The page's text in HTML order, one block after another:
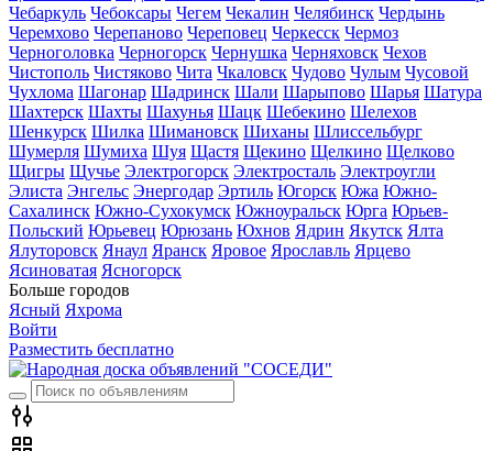
Чебаркуль Чебоксары Чегем Чекалин Челябинск Чердынь
Черемхово Черепаново Череповец Черкесск Чермоз
Черноголовка Черногорск Чернушка Черняховск Чехов
Чистополь Чистяково Чита Чкаловск Чудово Чулым Чусовой
Чухлома Шагонар Шадринск Шали Шарыпово Шарья Шатура
Шахтерск Шахты Шахунья Шацк Шебекино Шелехов
Шенкурск Шилка Шимановск Шиханы Шлиссельбург
Шумерля Шумиха Шуя Щастя Щекино Щелкино Щелково
Щигры Щучье Электрогорск Электросталь Электроугли
Элиста Энгельс Энергодар Эртиль Югорск Южа Южно-
Сахалинск Южно-Сухокумск Южноуральск Юрга Юрьев-
Польский Юрьевец Юрюзань Юхнов Ядрин Якутск Ялта
Ялуторовск Янаул Яранск Яровое Ярославль Ярцево
Ясиноватая Ясногорск
Больше городов
Ясный Яхрома
Войти
Разместить бесплатно